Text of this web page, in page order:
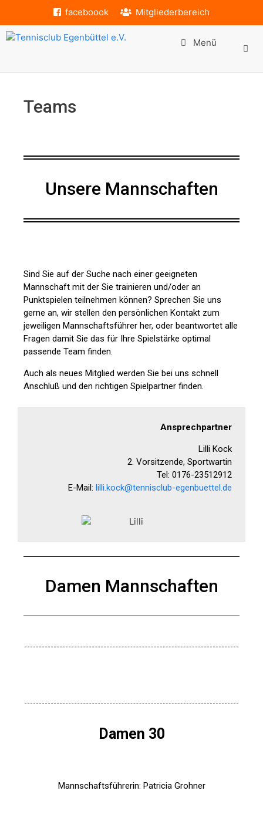
faceboook Mitgliederbereich
Menü
Teams
Unsere Mannschaften
Sind Sie auf der Suche nach einer geeigneten
Mannschaft mit der Sie trainieren und/oder an
Punktspielen teilnehmen können? Sprechen Sie uns
gerne an, wir stellen den persönlichen Kontakt zum
jeweiligen Mannschaftsführer her, oder beantwortet alle
Fragen damit Sie das für Ihre Spielstärke optimal
passende Team finden.
Auch als neues Mitglied werden Sie bei uns schnell
Anschluß und den richtigen Spielpartner finden.
Ansprechpartner
Lilli Kock
2. Vorsitzende, Sportwartin
Tel: 0176-23512912
E-Mail: lilli.kock@tennisclub-egenbuettel.de
Damen Mannschaften
Damen 30
Mannschaftsführerin: Patricia Grohner